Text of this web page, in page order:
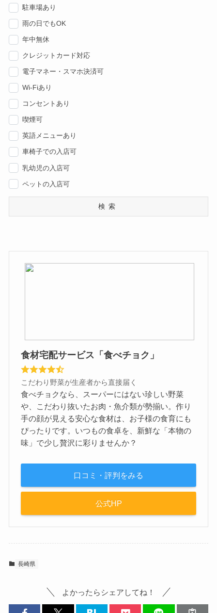
駐車場あり
雨の日でもOK
年中無休
クレジットカード対応
電子マネー・スマホ決済可
Wi-Fiあり
コンセントあり
喫煙可
英語メニューあり
車椅子での入店可
乳幼児の入店可
ペットの入店可
検索
食材宅配サービス「食べチョク」
こだわり野菜が生産者から直接届く
食べチョクなら、スーパーにはない珍しい野菜
や、こだわり抜いたお肉・魚介類が勢揃い。作り
手の顔が見える安心な食材は、お子様の食育にも
ぴったりです。いつもの食卓を、新鮮な「本物の
味」で少し贅沢に彩りませんか？
口コミ・評判をみる
公式HP
長崎県
よかったらシェアしてね！